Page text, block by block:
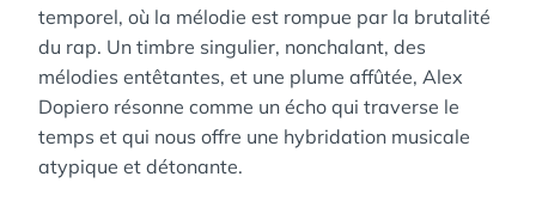
temporel, où la mélodie est rompue par la brutalité
du rap. Un timbre singulier, nonchalant, des
mélodies entêtantes, et une plume affûtée, Alex
Dopiero résonne comme un écho qui traverse le
temps et qui nous offre une hybridation musicale
atypique et détonante.